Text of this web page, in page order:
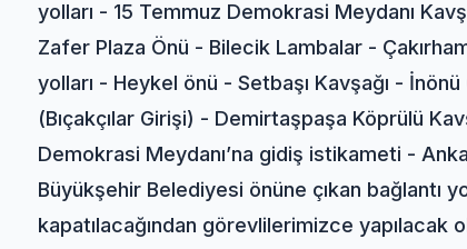
yolları - 15 Temmuz Demokrasi Meydanı
Zafer Plaza Önü - Bilecik Lambalar -
yolları - Heykel önü - Setbaşı Kavşağı -
(Bıçakçılar Girişi) - Demirtaşpaşa Köprülü
Demokrasi Meydanı’na gidiş istikameti -
Büyükşehir Belediyesi önüne çıkan bağlantı
kapatılacağından görevlilerimizce yapılacak